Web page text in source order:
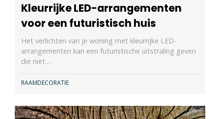
Kleurrijke LED-arrangementen
voor een futuristisch huis
Het verlichten van je woning met kleurrijke LED-
arrangementen kan een futuristische uitstraling geven
die niet…
RAAMDECORATIE